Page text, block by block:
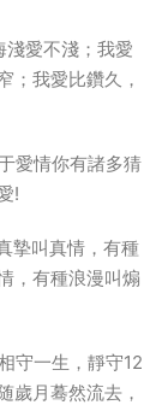
愛不淺；我愛
；我愛比鑽久，
愛情你有諸多猜
!
摯叫真情，有種
，有種浪漫叫煽
守一生，靜守12
歲月蓦然流去，